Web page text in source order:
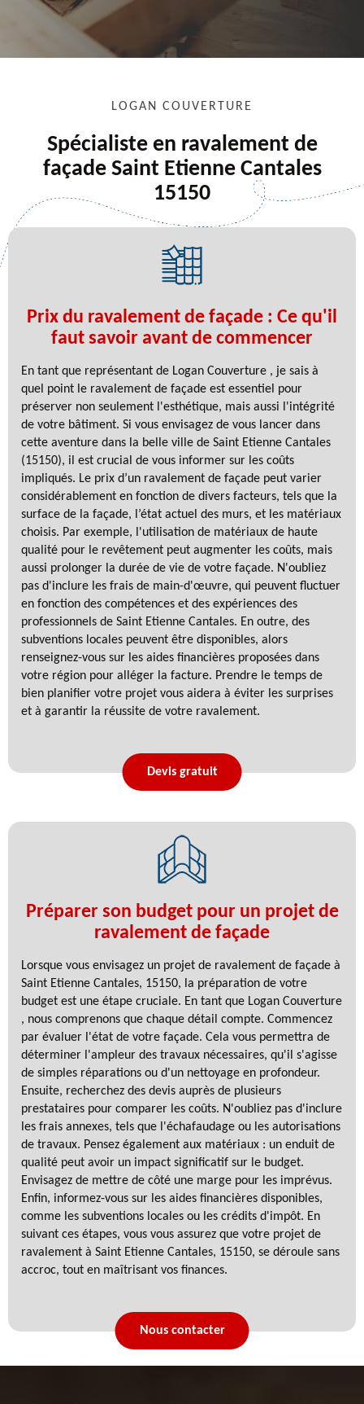
LOGAN COUVERTURE
Spécialiste en ravalement de
façade Saint Etienne Cantales
15150
Prix du ravalement de façade : Ce qu'il
faut savoir avant de commencer
En tant que représentant de Logan Couverture , je sais à
quel point le ravalement de façade est essentiel pour
préserver non seulement l'esthétique, mais aussi l'intégrité
de votre bâtiment. Si vous envisagez de vous lancer dans
cette aventure dans la belle ville de Saint Etienne Cantales
(15150), il est crucial de vous informer sur les coûts
impliqués. Le prix d’un ravalement de façade peut varier
considérablement en fonction de divers facteurs, tels que la
surface de la façade, l’état actuel des murs, et les matériaux
choisis. Par exemple, l'utilisation de matériaux de haute
qualité pour le revêtement peut augmenter les coûts, mais
aussi prolonger la durée de vie de votre façade. N'oubliez
pas d'inclure les frais de main-d'œuvre, qui peuvent fluctuer
en fonction des compétences et des expériences des
professionnels de Saint Etienne Cantales. En outre, des
subventions locales peuvent être disponibles, alors
renseignez-vous sur les aides financières proposées dans
votre région pour alléger la facture. Prendre le temps de
bien planifier votre projet vous aidera à éviter les surprises
et à garantir la réussite de votre ravalement.
Devis gratuit
Préparer son budget pour un projet de
ravalement de façade
Lorsque vous envisagez un projet de ravalement de façade à
Saint Etienne Cantales, 15150, la préparation de votre
budget est une étape cruciale. En tant que Logan Couverture
, nous comprenons que chaque détail compte. Commencez
par évaluer l'état de votre façade. Cela vous permettra de
déterminer l'ampleur des travaux nécessaires, qu'il s'agisse
de simples réparations ou d'un nettoyage en profondeur.
Ensuite, recherchez des devis auprès de plusieurs
prestataires pour comparer les coûts. N'oubliez pas d'inclure
les frais annexes, tels que l'échafaudage ou les autorisations
de travaux. Pensez également aux matériaux : un enduit de
qualité peut avoir un impact significatif sur le budget.
Envisagez de mettre de côté une marge pour les imprévus.
Enfin, informez-vous sur les aides financières disponibles,
comme les subventions locales ou les crédits d'impôt. En
suivant ces étapes, vous vous assurez que votre projet de
ravalement à Saint Etienne Cantales, 15150, se déroule sans
accroc, tout en maîtrisant vos finances.
Nous contacter